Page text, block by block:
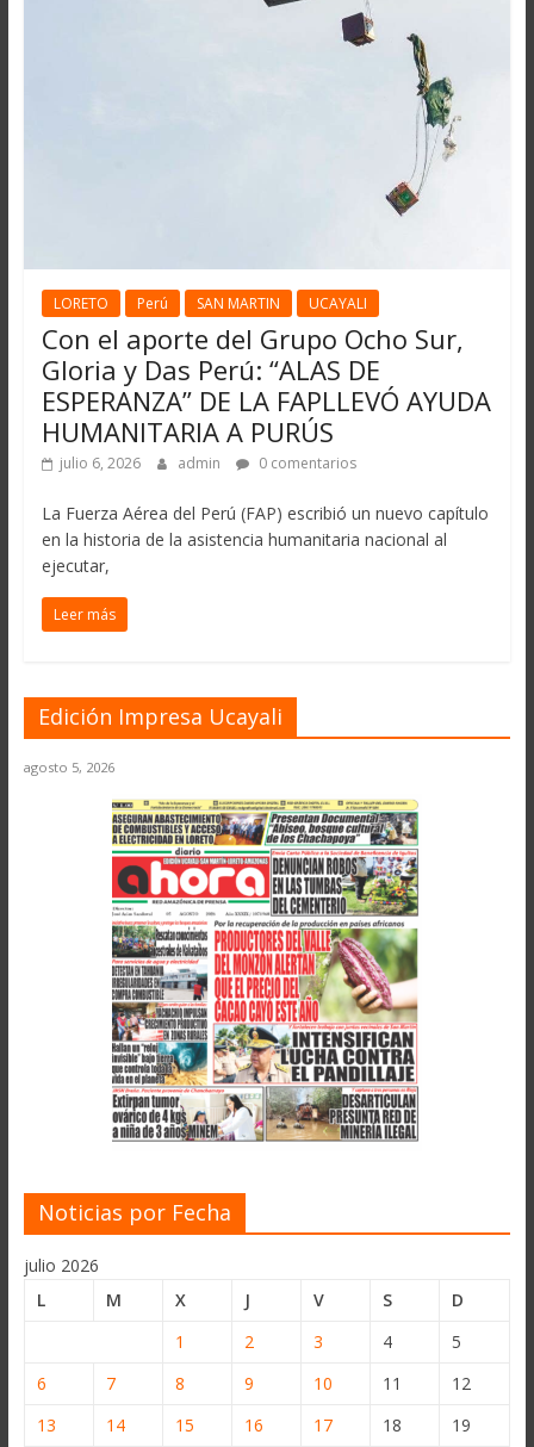
LORETO Perú SAN MARTIN UCAYALI
Con el aporte del Grupo Ocho Sur,
Gloria y Das Perú: “ALAS DE
ESPERANZA” DE LA FAPLLEVÓ AYUDA
HUMANITARIA A PURÚS
julio 6, 2026 admin 0 comentarios
La Fuerza Aérea del Perú (FAP) escribió un nuevo capítulo
en la historia de la asistencia humanitaria nacional al
ejecutar,
Leer más
Edición Impresa Ucayali
agosto 5, 2026
Noticias por Fecha
julio 2026
L
M X J V S
D
1
2 3 4
5
6
7 8 9 10 11
12
13
14 15 16 17 18
19